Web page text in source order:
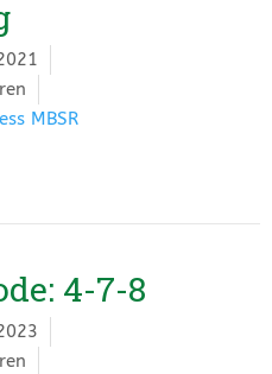
MBSR
4-7-8